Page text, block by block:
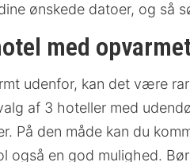
ønskede datoer, og så
med
udenfor, kan det være
af 3 hoteller med
På den måde kan du
også en god mulighed.